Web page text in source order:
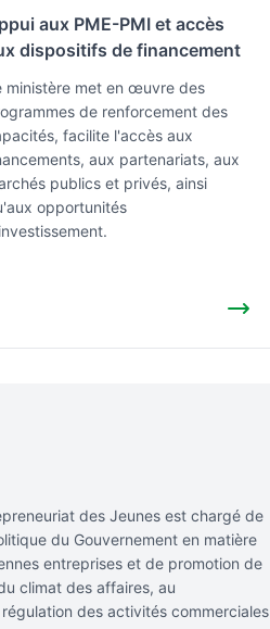
aux PME-PMI et accès
dispositifs de financement
ministère met en œuvre des
de renforcement des
facilite l'accès aux
aux partenariats, aux
publics et privés, ainsi
opportunités
des Jeunes est chargé de
du Gouvernement en matière
entreprises et de promotion de
climat des affaires, au
des activités commerciales